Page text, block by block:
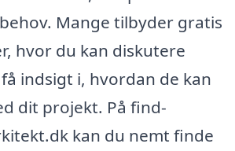
Mange tilbyder gratis
hvor du kan diskutere
indsigt i, hvordan de kan
dit projekt. På find-
kan du nemt finde